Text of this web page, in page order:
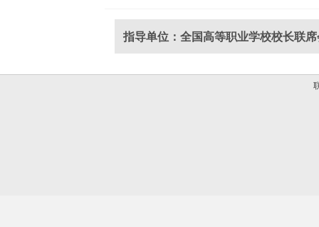
指导单位：全国高等职业学校校长联